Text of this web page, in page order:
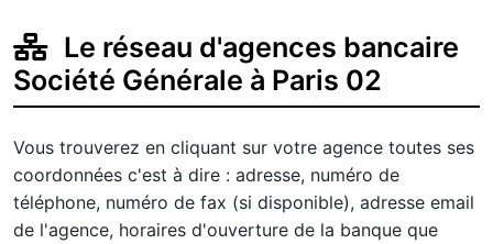
Le réseau d'agences bancaire
Société Générale à Paris 02
Vous trouverez en cliquant sur votre agence toutes ses
coordonnées c'est à dire : adresse, numéro de
téléphone, numéro de fax (si disponible), adresse email
de l'agence, horaires d'ouverture de la banque que